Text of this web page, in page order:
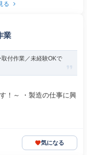
る
業
取付作業／未経験OKで
！～ ・製造の仕事に興
気になる